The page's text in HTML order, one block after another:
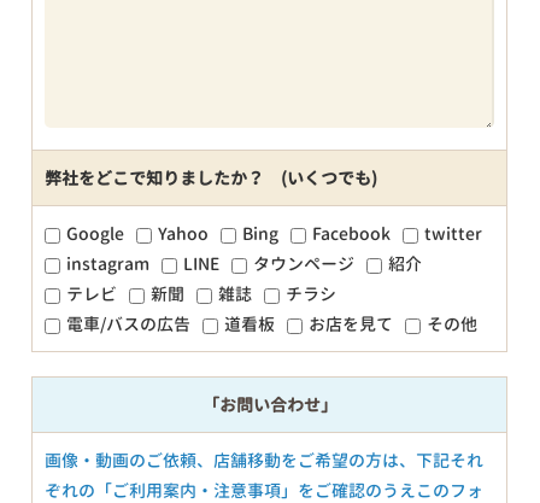
弊社をどこで知りましたか？ (いくつでも)
Google Yahoo Bing Facebook
twitter
instagram
LINE タウンページ
紹介
テレビ
新聞 雑誌
チラシ
電車/バスの広告
道看板 お店を見て その他
「お問い合わせ」
画像・動画のご依頼、店舗移動をご希望の方は、下記それ
ぞれの「ご利用案内・注意事項」をご確認のうえこのフォ